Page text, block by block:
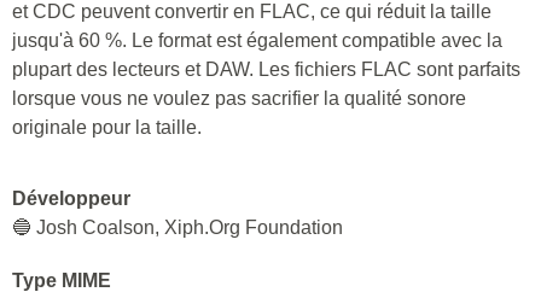
et CDC peuvent convertir en FLAC, ce qui réduit la taille
jusqu'à 60 %. Le format est également compatible avec la
plupart des lecteurs et DAW. Les fichiers FLAC sont parfaits
lorsque vous ne voulez pas sacrifier la qualité sonore
originale pour la taille.
Développeur
🔵 Josh Coalson, Xiph.Org Foundation
Type MIME